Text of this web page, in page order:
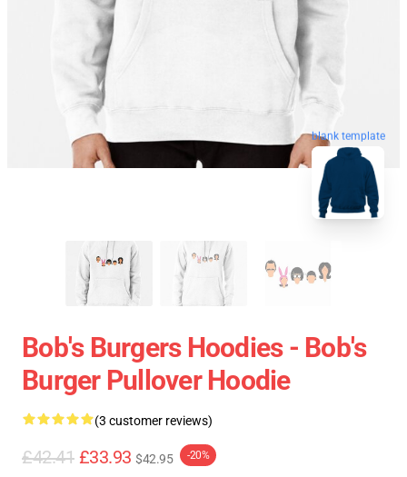
blank template
Bob's Burgers Hoodies - Bob's
Burger Pullover Hoodie
(3 customer reviews)
£42.41 £33.93 $42.95 -20%